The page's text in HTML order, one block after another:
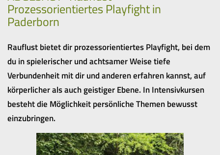
Prozessorientiertes Playfight in
Paderborn
Rauflust bietet dir prozessorientiertes Playfight, bei dem
du in spielerischer und achtsamer Weise tiefe
Verbundenheit mit dir und anderen erfahren kannst, auf
körperlicher als auch geistiger Ebene. In Intensivkursen
besteht die Möglichkeit persönliche Themen bewusst
einzubringen.